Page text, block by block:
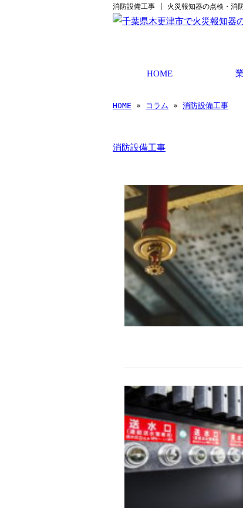
消防設備工事 | 火災報知器の点検・消
HOME
HOME » コラム » 消防設備工事
消防設備工事